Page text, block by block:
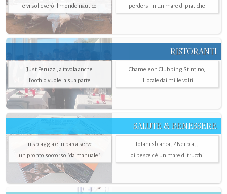
e vi solleverò il mondo nautico perdersi in un mare di pratiche
RISTORANTI
Just Peruzzi, a tavola anche
l’occhio vuole la sua parte
Chameleon Clubbing Stintino,
il locale dai mille volti
SALUTE & BENESSERE
In spiaggia e in barca serve
un pronto soccorso "da manuale"
Totani sbiancati? Nei piatti
di pesce c'è un mare di trucchi